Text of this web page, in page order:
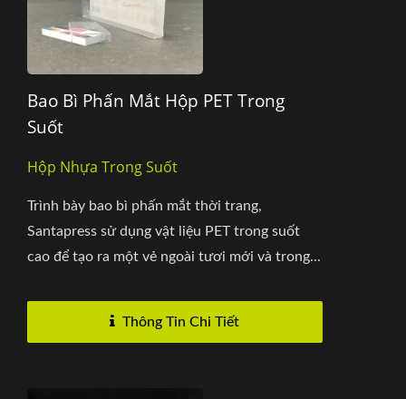
Bao Bì Phấn Mắt Hộp PET Trong
Suốt
Hộp Nhựa Trong Suốt
Trình bày bao bì phấn mắt thời trang,
Santapress sử dụng vật liệu PET trong suốt
cao để tạo ra một vẻ ngoài tươi mới và trong...
Thông Tin Chi Tiết